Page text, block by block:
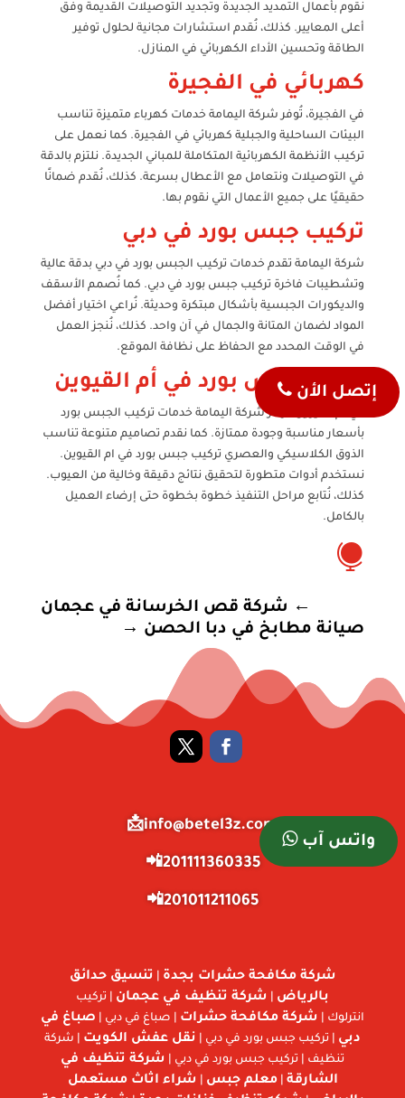
نقوم بأعمال التمديد الجديدة وتجديد التوصيلات القديمة وفق
أعلى المعايير. كذلك، نُقدم استشارات مجانية لحلول توفير
الطاقة وتحسين الأداء الكهربائي في المنازل.
كهربائي في الفجيرة
في الفجيرة، تُوفر شركة اليمامة خدمات كهرباء متميزة تناسب
البيئات الساحلية والجبلية كهربائي في الفجيرة. كما نعمل على
تركيب الأنظمة الكهربائية المتكاملة للمباني الجديدة. نلتزم بالدقة
في التوصيلات ونتعامل مع الأعطال بسرعة. كذلك، نُقدم ضمانًا
حقيقيًا على جميع الأعمال التي نقوم بها.
تركيب جبس بورد في دبي
شركة اليمامة تقدم خدمات تركيب الجبس بورد في دبي بدقة عالية
وتشطيبات فاخرة تركيب جبس بورد في دبي. كما نُصمم الأسقف
والديكورات الجبسية بأشكال مبتكرة وحديثة. نُراعي اختيار أفضل
المواد لضمان المتانة والجمال في آن واحد. كذلك، نُنجز العمل
في الوقت المحدد مع الحفاظ على نظافة الموقع.
تركيب جبس بورد في أم القيوين
في أم القيوين، توفر شركة اليمامة خدمات تركيب الجبس بورد
بأسعار مناسبة وجودة ممتازة. كما نقدم تصاميم متنوعة تناسب
الذوق الكلاسيكي والعصري تركيب جبس بورد في ام القيوين.
نستخدم أدوات متطورة لتحقيق نتائج دقيقة وخالية من العيوب.
كذلك، نُتابع مراحل التنفيذ خطوة بخطوة حتى إرضاء العميل
بالكامل.

← شركة قص الخرسانة في عجمان
صيانة مطابخ في دبا الحصن →
info@betel3z.com📩
201111360335📲
201011211065📲
إتصل الأن
واتس آب
شركة مكافحة حشرات بجدة
تنسيق حدائق
بالرياض
شركة تنظيف في عجمان | تركيب
انترلوك |
شركة مكافحة حشرات | صباغ في دبي | صباغ في
دبي | تركيب جبس بورد في دبي | نقل عفش الكويت | شركة
تنظيف | تركيب جبس بورد في دبي |
شركة تنظيف في
الشارقة |معلم جبس
شراء اثاث مستعمل